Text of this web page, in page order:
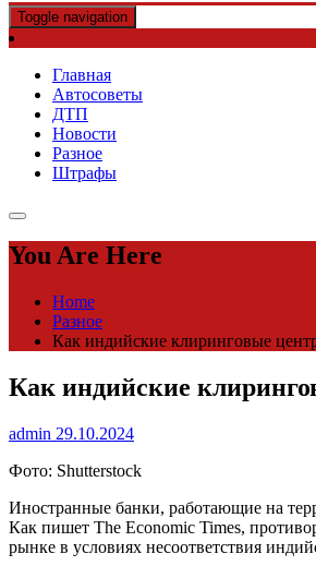
Toggle navigation
Главная
Автосоветы
ДТП
Новости
Разное
Штрафы
You Are Here
Home
Разное
Как индийские клиринговые
Как индийские
admin 29.10.2024
Фото: Shutterstock
Иностранные банки, работающие на
Как пишет The Economic Times,
рынке в условиях несоответствия